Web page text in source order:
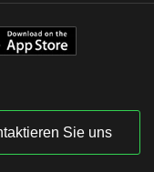
Sie uns